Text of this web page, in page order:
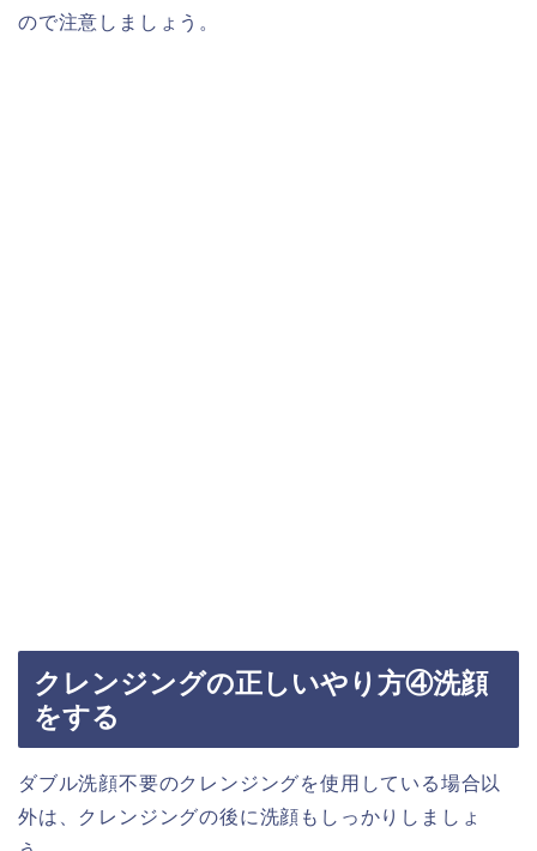
ので注意しましょう。
クレンジングの正しいやり方④洗顔
をする
ダブル洗顔不要のクレンジングを使用している場合以
外は、クレンジングの後に洗顔もしっかりしましょ